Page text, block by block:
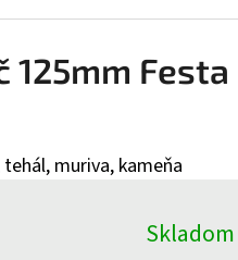
Festa
muriva, kameňa
Skladom